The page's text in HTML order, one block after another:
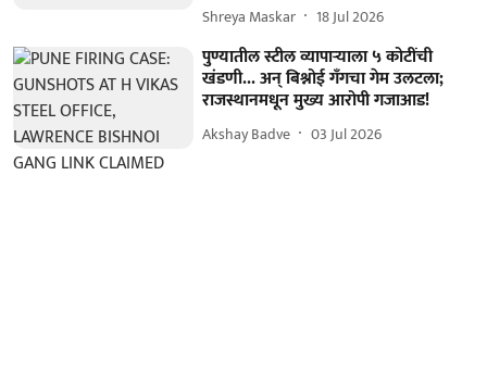
Shreya Maskar 18 Jul 2026
पुण्यातील स्टील व्यापाऱ्याला ५ कोटींची
खंडणी... अन् बिश्नोई गँगचा गेम उलटला;
राजस्थानमधून मुख्य आरोपी गजाआड!
Akshay Badve 03 Jul 2026